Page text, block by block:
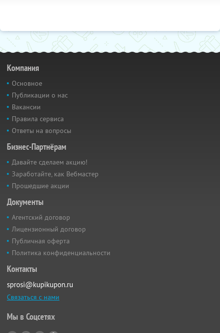
Компания
Основное
Публикации о нас
Вакансии
Правила сервиса
Ответы на вопросы
Бизнес-Партнёрам
Давайте сделаем акцию!
Заработайте, как Вебмастер
Прошедшие акции
Документы
Агентский договор
Лицензионный договор
Публичная оферта
Политика конфиденциальности
Контакты
sprosi@kupikupon.ru
Связаться с нами
Мы в Соцсетях